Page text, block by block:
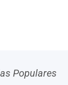
Populares